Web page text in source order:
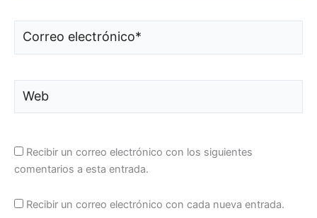
Correo
electrónico*
Recibir un correo electrónico con los siguientes
comentarios a esta entrada.
Recibir un correo electrónico con cada nueva entrada.